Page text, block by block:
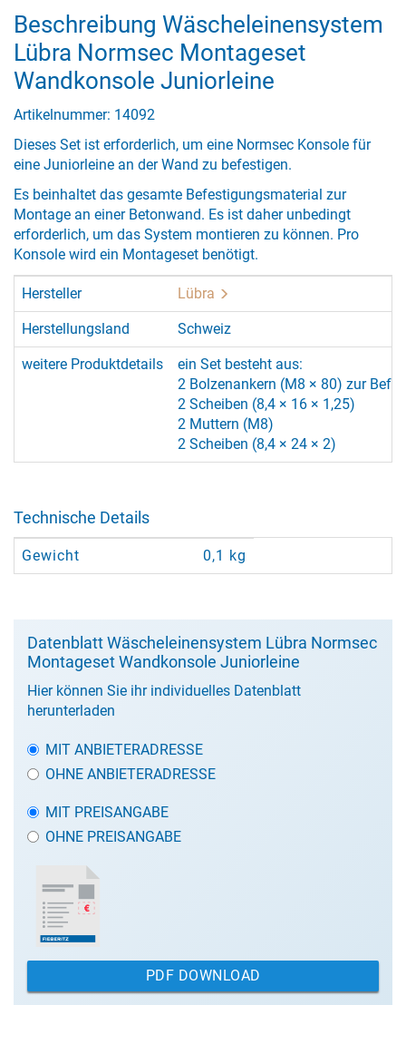
Beschreibung Wäscheleinensystem
Lübra Normsec Montageset
Wandkonsole Juniorleine
Artikelnummer: 14092
Dieses Set ist erforderlich, um eine Normsec Konsole für
eine Juniorleine an der Wand zu befestigen.
Es beinhaltet das gesamte Befestigungsmaterial zur
Montage an einer Betonwand. Es ist daher unbedingt
erforderlich, um das System montieren zu können. Pro
Konsole wird ein Montageset benötigt.
Hersteller Lübra
Herstellungsland Schweiz
weitere Produktdetails
ein Set besteht aus:
2 Bolzenankern (M8 × 80) zur
2 Scheiben (8,4 × 16 × 1,25)
2 Muttern (M8)
2 Scheiben (8,4 × 24 × 2)
Technische Details
Gewicht 0,1 kg
Datenblatt Wäscheleinensystem Lübra Normsec
Montageset Wandkonsole Juniorleine
Hier können Sie ihr individuelles Datenblatt
herunterladen
MIT ANBIETERADRESSE
OHNE ANBIETERADRESSE
MIT PREISANGABE
OHNE PREISANGABE
PDF DOWNLOAD